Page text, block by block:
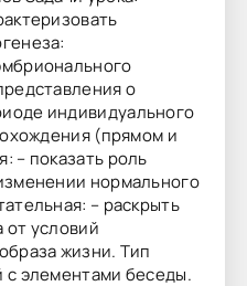
о
индивидуального
(прямом и
– показать роль
нормального
– раскрыть
от условий
жизни. Тип
с элементами беседы.